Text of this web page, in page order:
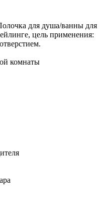
для душа/ванны для
цель применения:
комнаты